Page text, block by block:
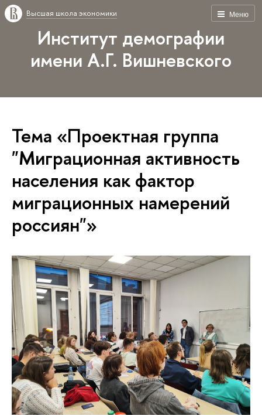
Меню
Высшая школа экономики
Институт демографии
имени А.Г. Вишневского
Тема «Проектная группа
"Миграционная активность
населения как фактор
миграционных намерений
россиян"»